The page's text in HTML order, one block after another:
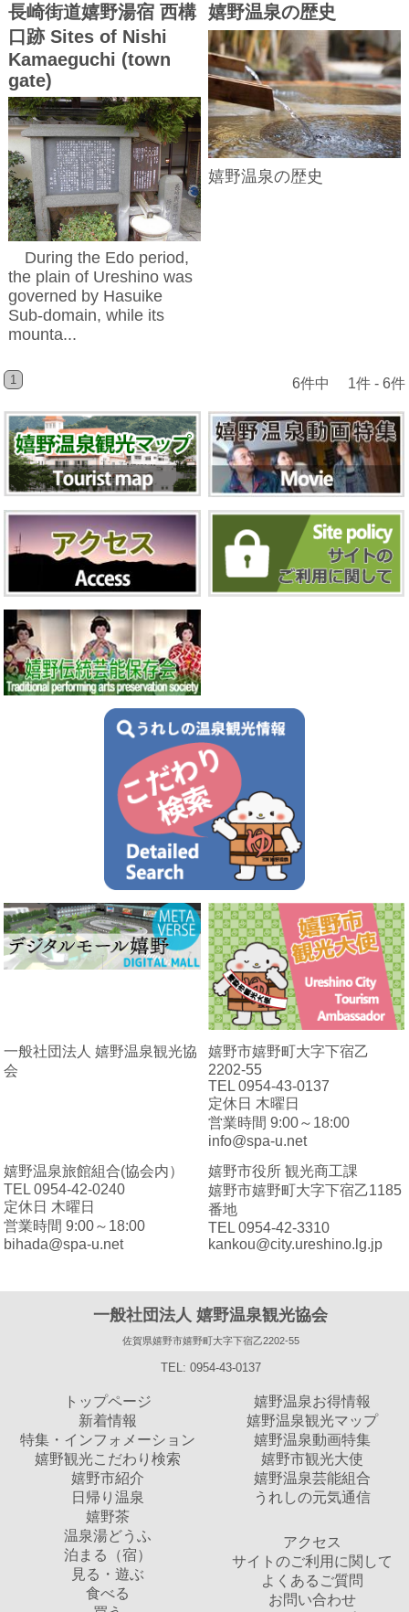
長崎街道嬉野湯宿 西構
口跡 Sites of Nishi
Kamaeguchi (town
gate)
During the Edo period,
the plain of Ureshino was
governed by Hasuike
Sub-domain, while its
mounta...
嬉野温泉の歴史
嬉野温泉の歴史
1 6件中 1件 - 6件
一般社団法人 嬉野温泉観光協
会
嬉野市嬉野町大字下宿乙
2202-55
TEL 0954-43-0137
定休日 木曜日
営業時間 9:00～18:00
info@spa-u.net
嬉野温泉旅館組合(協会内）
TEL 0954-42-0240
定休日 木曜日
営業時間 9:00～18:00
bihada@spa-u.net
嬉野市役所 観光商工課
嬉野市嬉野町大字下宿乙1185
番地
TEL 0954-42-3310
kankou@city.ureshino.lg.jp
一般社団法人 嬉野温泉観光協会
佐賀県嬉野市嬉野町大字下宿乙2202-55
TEL: 0954-43-0137
トップページ
新着情報
特集・インフォメーション
嬉野観光こだわり検索
嬉野市紹介
日帰り温泉
嬉野茶
温泉湯どうふ
泊まる（宿）
見る・遊ぶ
食べる
嬉野温泉お得情報
嬉野温泉観光マップ
嬉野温泉動画特集
嬉野市観光大使
嬉野温泉芸能組合
うれしの元気通信
アクセス
サイトのご利用に関して
よくあるご質問
お問い合わせ